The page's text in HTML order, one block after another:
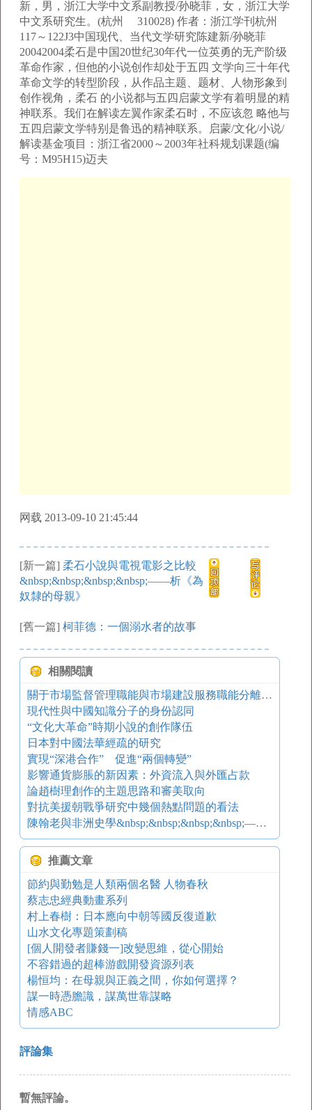
新，男，浙江大学中文系副教授/孙晓菲，女，浙江大学
中文系研究生。(杭州 310028) 作者：浙江学刊杭州
117～122J3中国现代、当代文学研究陈建新/孙晓菲
20042004柔石是中国20世纪30年代一位英勇的无产阶级
革命作家，但他的小说创作却处于五四 文学向三十年代
革命文学的转型阶段，从作品主题、题材、人物形象到
创作视角，柔石 的小说都与五四启蒙文学有着明显的精
神联系。我们在解读左翼作家柔石时，不应该忽 略他与
五四启蒙文学特别是鲁迅的精神联系。启蒙/文化/小说/
解读基金项目：浙江省2000～2003年社科规划课题(编
号：M95H15)迈夫
网载 2013-09-10 21:45:44
[新一篇] 柔石小說與電視電影之比較
&nbsp;&nbsp;&nbsp;&nbsp;——析《為
奴隸的母親》
[舊一篇] 柯菲德：一個溺水者的故事
相關閱讀
關于市場監督管理職能與市場建設服務職能分離的若干問題研究
現代性與中國知識分子的身份認同
“文化大革命”時期小說的創作隊伍
日本對中國法華經疏的研究
實現“深港合作” 促進“兩個轉變”
影響通貨膨脹的新因素：外資流入與外匯占款
論趙樹理創作的主題思路和審美取向
對抗美援朝戰爭研究中幾個熱點問題的看法
陳翰老與非洲史學&nbsp;&nbsp;&nbsp;&nbsp;——悼念我的老師陳翰笙
推薦文章
節約與勤勉是人類兩個名醫 人物春秋
蔡志忠經典動畫系列
村上春樹：日本應向中朝等國反復道歉
山水文化專題策劃稿
[個人開發者賺錢一]改變思維，從心開始
不容錯過的超棒游戲開發資源列表
楊恒均：在母親與正義之間，你如何選擇？
謀一時憑膽識，謀萬世靠謀略
情感ABC
評論集
暫無評論。